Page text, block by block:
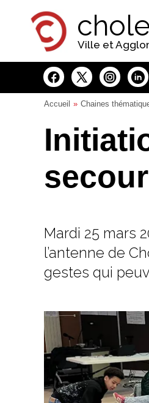
Ville et
Accueil Chaines
Mardi 25 mars
l’antenne de
gestes qui